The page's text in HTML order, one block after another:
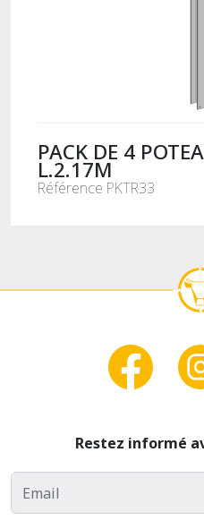
PACK DE 4
L.2.17M
Référence PKTR33
Restez informé
Adresse email